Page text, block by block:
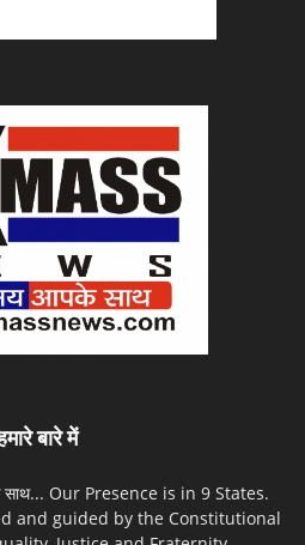
बारे में
Our Presence is in 9 States.
and guided by the Constitutional